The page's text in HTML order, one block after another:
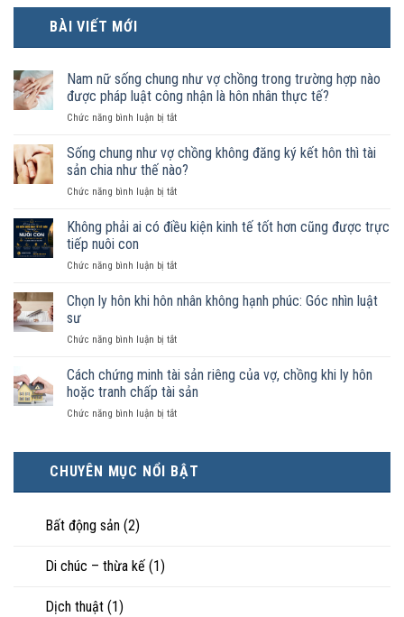
BÀI VIẾT MỚI
Nam nữ sống chung như vợ chồng trong trường hợp nào
được pháp luật công nhận là hôn nhân thực tế?
Chức năng bình luận bị tắtở
nữ
sống
chung
như
chồng
hợp
được
là
hôn
Sống chung như vợ chồng không đăng ký kết hôn thì tài
sản chia như thế nào?
Chức năng bình luận bị tắtở
chung
chồng
đăng
hôn
tài
sản
nào?
Không phải ai có điều kiện kinh tế tốt hơn cũng được trực
tiếp nuôi con
Chức năng bình luận bị tắtở
phải
điều
kinh
tế
hơn
trực
tiếp
nuôi
Chọn ly hôn khi hôn nhân không hạnh phúc: Góc nhìn luật
sư
Chức năng bình luận bị tắtở
ly
hôn
khi
hôn
hạnh
phúc:
Góc
Cách chứng minh tài sản riêng của vợ, chồng khi ly hôn
hoặc tranh chấp tài sản
Chức năng bình luận bị tắtở
tài
sản
CHUYÊN MỤC NỔI BẬT
Bất động sản (2)
Di chúc – thừa kế (1)
Dịch thuật (1)